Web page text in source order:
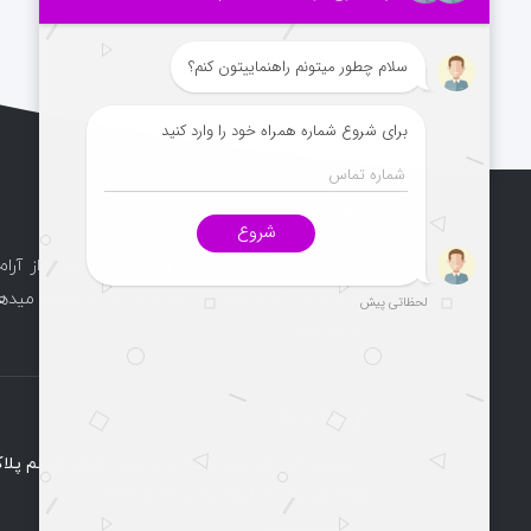
دفتر خدمات مسافرت هوایی و گردشگری راماپرواز
آغاز و مسیر کاری خود را پرقدرت و به روز ادامه
ارتباط با ما
طبقه اول واحد 4 (پشتیبانی 24 ساعته)